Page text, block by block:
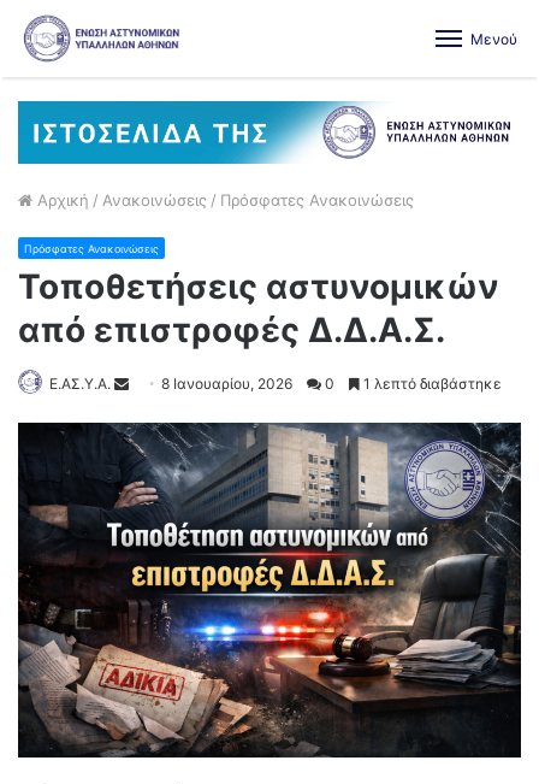
Μενού
Αρχική / Ανακοινώσεις / Πρόσφατες Ανακοινώσεις
Πρόσφατες Ανακοινώσεις
Τοποθετήσεις αστυνομικών
από επιστροφές Δ.Δ.Α.Σ.
Ε.ΑΣ.Υ.Α. 8 Ιανουαρίου, 2026 0 1 λεπτό διαβάστηκε